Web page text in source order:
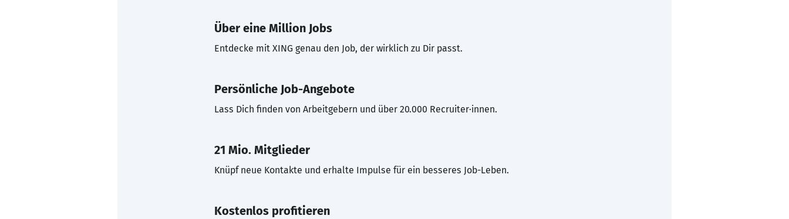
Über eine Million Jobs
Entdecke mit XING genau den Job, der wirklich zu Dir passt.
Persönliche Job-Angebote
Lass Dich finden von Arbeitgebern und über 20.000 Recruiter·innen.
21 Mio. Mitglieder
Knüpf neue Kontakte und erhalte Impulse für ein besseres Job-Leben.
Kostenlos profitieren